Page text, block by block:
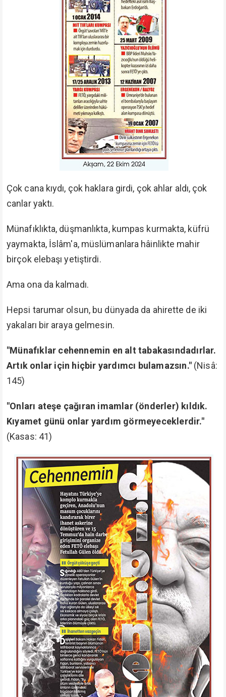
Hepsi tarumar olsun, bu dünyada da ahirette de iki
yakaları bir araya gelmesin.
"Münafıklar cehennemin en alt tabakasındadırlar.
Artık onlar için hiçbir yardımcı bulamazsın."
"Onları ateşe çağıran imamlar (önderler) kıldık.
Kıyamet günü onlar yardım görmeyeceklerdir."
kurdu. Amerika Amerika olalı böyle bir adama sahip
olmadı. Türkiye'nin bütün sırlarını Amerika'ya
yahudiye taşıdı. Subay kıyafeti giymiş ajanları Türk
ordusunun helikopteri ile Yunanistan'a kaçtı. Savcı
sıfatı taşıyan ajanları, birçok ajanı Almanya'ya,
Amerika'ya kaçıp sığındı. Bu ajanlar küffar
memleketlerinde, küffar ordularında, küffar
istihbaratlarında işe alındı, Türkiye aleyhine çalışmaya
devam etti, ediyor. Tarih böyle hâinlik görmedi.
"Şüphesiz ki Allah hainlik yapanları sevmez"(Enfâl:
Bunun yetiştirdiği elemanları, bu hâinler Türkiye'den
kaçmak zorunda kalınca, Avrupa'da, Amerika'da;
Yunan'la, Ermeni ile, Yahudi ile birlikte Türkiye